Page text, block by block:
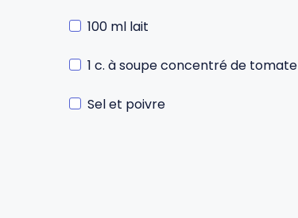
100 ml lait
1 c. à soupe concentré de tomate
Sel et poivre